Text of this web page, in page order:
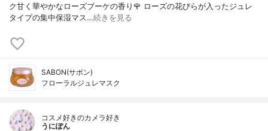
ク甘く華やかなローズブーケの香り🌹 ローズの花びらが入ったジュレ
タイプの集中保湿マス…続きを見る
SABON(サボン)
フローラルジュレマスク
コスメ好きのカメラ好き
うにぽん